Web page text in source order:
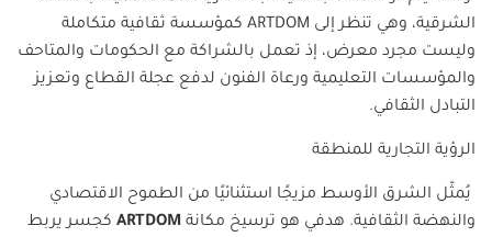
الشرقية، وهي تنظر إلى ARTDOM كمؤسسة ثقافية متكاملة
وليست مجرد معرض، إذ تعمل بالشراكة مع الحكومات والمتاحف
والمؤسسات التعليمية ورعاة الفنون لدفع عجلة القطاع وتعزيز
التبادل الثقافي.
الرؤية التجارية للمنطقة
يُمثّل الشرق الأوسط مزيجًا استثنائيًا من الطموح الاقتصادي
والنهضة الثقافية. هدفي هو ترسيخ مكانة ARTDOM كجسر يربط